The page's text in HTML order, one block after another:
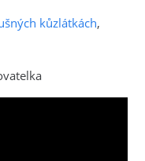
kůzlátkách,